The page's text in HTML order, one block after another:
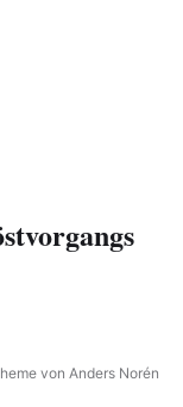
von Anders Norén